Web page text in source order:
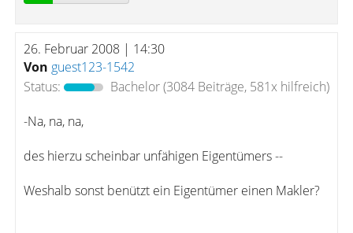
26. Februar 2008 | 14:30
Von guest123-1542
Status:
Bachelor(3084 Beiträge, 581x hilfreich)
-Na, na, na,
des hierzu scheinbar unfähigen Eigentümers --
Weshalb sonst benützt ein Eigentümer einen Makler?